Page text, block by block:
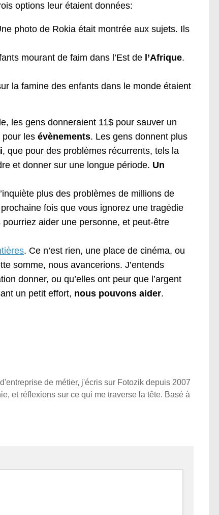
options leur étaient données:
photo de Rokia était montrée aux sujets. Ils
mourant de faim dans l’Est de l’Afrique.
la famine des enfants dans le monde étaient
les gens donneraient 11$ pour sauver un
pour les évènements. Les gens donnent plus
, que pour des problèmes récurrents, tels la
et donner sur une longue période. Un
plus des problèmes de millions de
fois que vous ignorez une tragédie
aider une personne, et peut-être
. Ce n’est rien, une place de cinéma, ou
somme, nous avancerions. J’entends
donner, ou qu’elles ont peur que l’argent
un petit effort, nous pouvons aider.
de métier, j'écris sur Fotozik depuis 2007
et réflexions sur ce qui me traverse la tête. Basé à